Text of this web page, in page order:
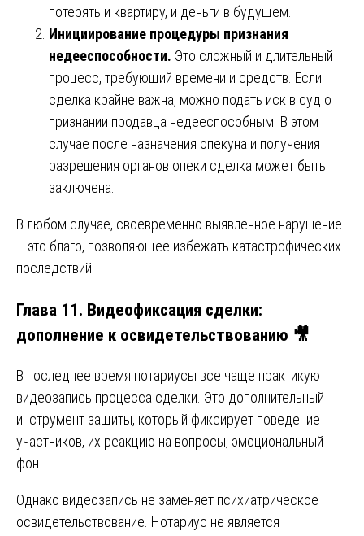
потерять и квартиру, и деньги в будущем.
Инициирование процедуры признания
недееспособности. Это сложный и длительный
процесс, требующий времени и средств. Если
сделка крайне важна, можно подать иск в суд о
признании продавца недееспособным. В этом
случае после назначения опекуна и получения
разрешения органов опеки сделка может быть
заключена.
В любом случае, своевременно выявленное нарушение
– это благо, позволяющее избежать катастрофических
последствий.
Глава 11. Видеофиксация сделки:
дополнение к освидетельствованию 🎥
В последнее время нотариусы все чаще практикуют
видеозапись процесса сделки. Это дополнительный
инструмент защиты, который фиксирует поведение
участников, их реакцию на вопросы, эмоциональный
фон.
Однако видеозапись не заменяет психиатрическое
освидетельствование. Нотариус не является